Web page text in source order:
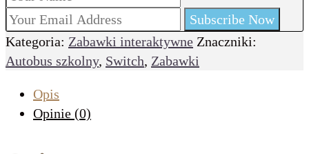
Kategoria: Zabawki interaktywne Znaczniki:
Autobus szkolny, Switch, Zabawki
Opis
Opinie (0)